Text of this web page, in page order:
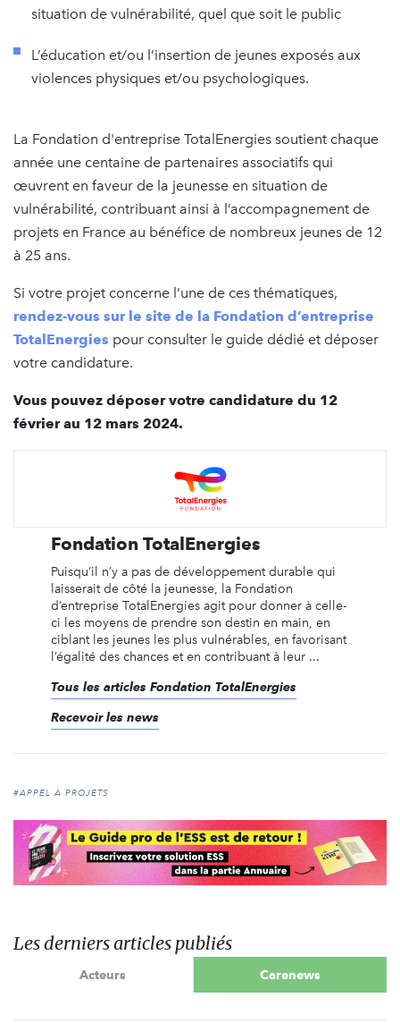
situation de vulnérabilité, quel que soit le public
L’éducation et/ou l’insertion de jeunes exposés aux
violences physiques et/ou psychologiques.
La Fondation d'entreprise TotalEnergies soutient chaque
année une centaine de partenaires associatifs qui
œuvrent en faveur de la jeunesse en situation de
vulnérabilité, contribuant ainsi à l’accompagnement de
projets en France au bénéfice de nombreux jeunes de 12
à 25 ans.
Si votre projet concerne l’une de ces thématiques,
rendez-vous sur le site de la Fondation d’entreprise
TotalEnergies pour consulter le guide dédié et déposer
votre candidature.
Vous pouvez déposer votre candidature du 12
février au 12 mars 2024.
Fondation TotalEnergies
Puisqu’il n’y a pas de développement durable qui
laisserait de côté la jeunesse, la Fondation
d’entreprise TotalEnergies agit pour donner à celle-
ci les moyens de prendre son destin en main, en
ciblant les jeunes les plus vulnérables, en favorisant
l’égalité des chances et en contribuant à leur ...
Tous les articles Fondation TotalEnergies
Recevoir les news
#APPEL À PROJETS
Les derniers articles publiés
Acteurs Carenews